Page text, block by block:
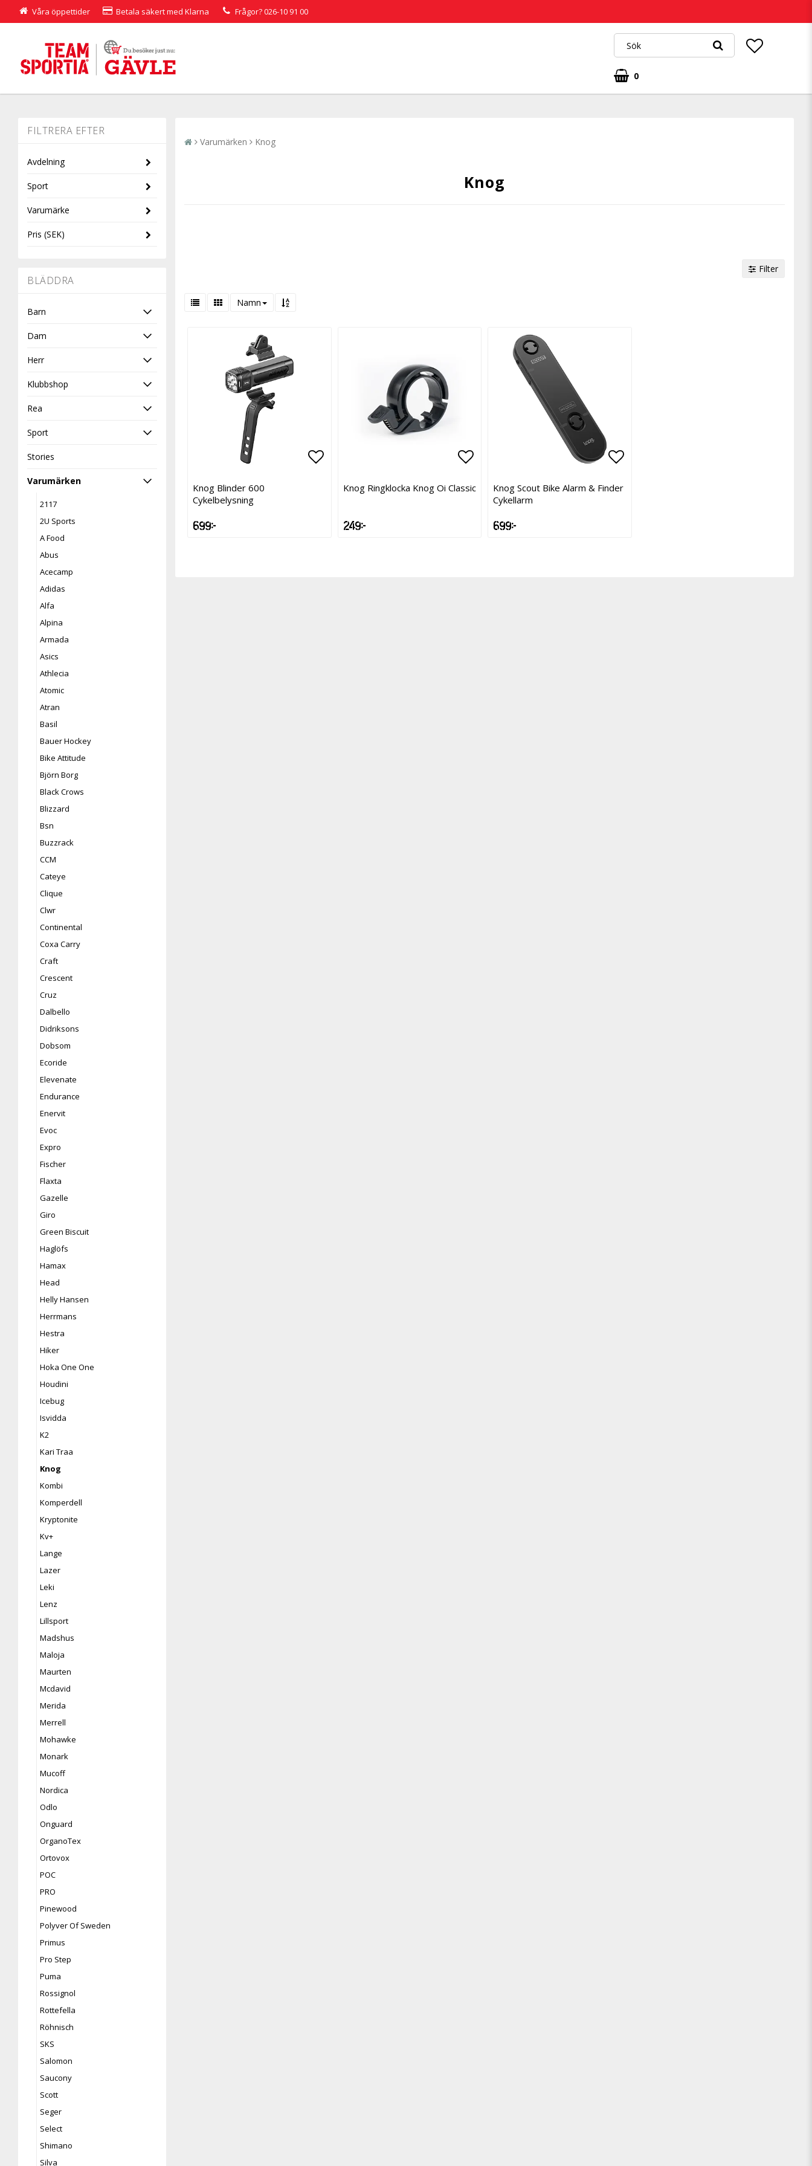
Våra öppettider Betala säkert med Klarna Frågor?026-10 91 00
0
Avdelning
Herr
Sport
Cykel
Varumärke
Knog
Pris (SEK)
BLÄDDRA
Barn
Dam
Herr
Klubbshop
Rea
Sport
Stories
Varumärken
2117
2U Sports
A Food
Abus
Acecamp
Adidas
Alfa
Alpina
Armada
Asics
Athlecia
Atomic
Atran
Basil
Bauer Hockey
Bike Attitude
Björn Borg
Black Crows
Blizzard
Bsn
Buzzrack
CCM
Cateye
Clique
Clwr
Continental
Coxa Carry
Craft
Crescent
Cruz
Dalbello
Didriksons
Dobsom
Ecoride
Elevenate
Endurance
Enervit
Evoc
Expro
Fischer
Flaxta
Gazelle
Giro
Green Biscuit
Haglöfs
Hamax
Head
Helly Hansen
Herrmans
Hestra
Hiker
Hoka One One
Houdini
Icebug
Isvidda
K2
Kari Traa
Knog
Kombi
Komperdell
Kryptonite
Kv+
Lange
Lazer
Leki
Lenz
Lillsport
Madshus
Maloja
Maurten
Mcdavid
Merida
Merrell
Mohawke
Monark
Mucoff
Nordica
Odlo
Onguard
OrganoTex
Ortovox
POC
PRO
Pinewood
Polyver Of Sweden
Primus
Pro Step
Puma
Rossignol
Rottefella
Röhnisch
SKS
Salomon
Saucony
Scott
Seger
Select
Shimano
Silva
Varumärken Knog
Knog
Filter
Namn
Lägg till i favoritlistan
Knog Blinder 600
Cykelbelysning
699 kr
Lägg till i favoritlistan
Knog Ringklocka Knog Oi Classic
249 kr
Lägg till i favoritlistan
Knog Scout Bike Alarm & Finder
Cykellarm
699 kr